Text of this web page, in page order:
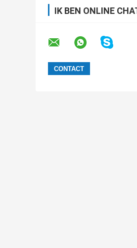
IK BEN ONLINE